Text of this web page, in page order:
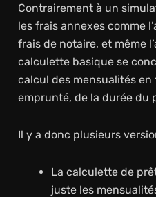
Contrairement à un
les frais annexes comme
frais de notaire, et même
calculette basique se
calcul des mensualités
emprunté, de la durée du
Il y a donc plusieurs
La calculette de
juste les